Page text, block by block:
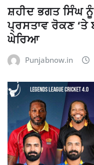
ਸ਼ਹੀਦ ਭਗਤ ਸਿੰਘ
ਪ੍ਰਸਤਾਵ ਰੋਕਣ ‘ਤੇ
ਘੇਰਿਆ
Punjabnow.in